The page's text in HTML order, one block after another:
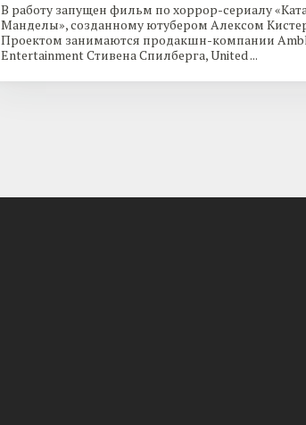
В работу запущен фильм по хоррор-сериалу
Манделы», созданному ютубером Алексом
Проектом занимаются продакшн-компании
Entertainment Стивена Спилберга, United ...